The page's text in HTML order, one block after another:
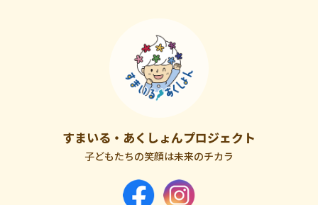
すまいる・あくしょんプロジェクト
子どもたちの笑顔は未来のチカラ